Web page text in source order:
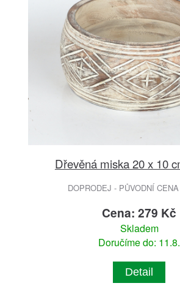
Dřevěná miska 20 x 10
DOPRODEJ - PŮVODNÍ
Cena: 279 Kč
Skladem
Doručíme do: 11.8.
Detail